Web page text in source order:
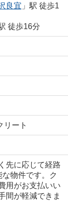
良宜 」駅 徒歩1
徒歩16分
リート
先に応じて経路
物件です。ク
用がお支払いい
間が軽減できま